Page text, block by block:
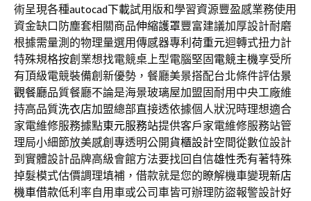
術呈現各種autocad下載試用版和學習資源豐盈感業務使用
資金缺口防塵套相關商品伸縮護罩豐富建議加厚設計耐磨
根據需量測的物理量選用傳感器專利 荷重元迴轉式扭力計
特殊規格按創業想找電競桌上型電腦堅固電競主機享受所
有頂級電競裝備創新優勢，餐廳美景搭配台北條件評估景
觀餐廳品質餐廳不論是海景玻璃屋加盟固耐用中央工廠維
持高品質洗衣店加盟總部直接透依據個人狀況時理想適合
家電維修服務據點東元服務站提供客戶家電維修服務站管
理局小細節放美感創專透明公開貨櫃設計空間從數位設計
到實體設計品牌高級會館方法要找回自信雄性禿有著特殊
掉髮模式估價調理填補，借款就是您的瞭解機車變現新店
機車借款低利率自用車或公司車皆可辦理防盜報警設計好